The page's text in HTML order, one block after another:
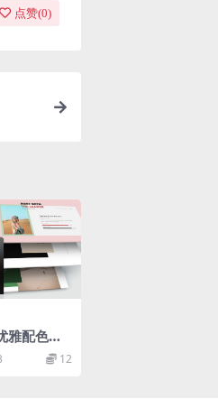
点赞(0)
雅配色的
幻灯
）
12